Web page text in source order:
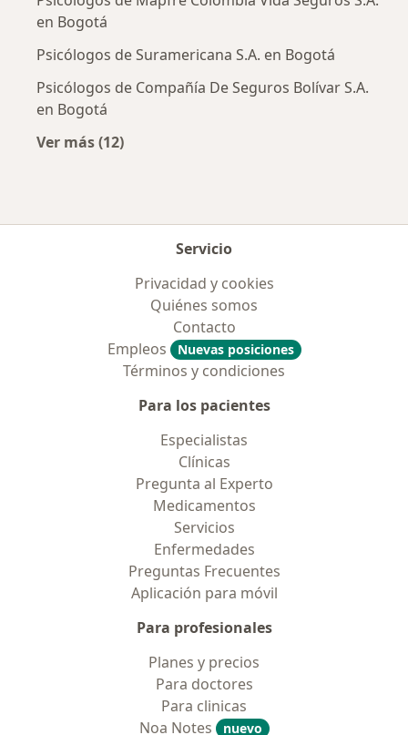
en Bogotá
Psicólogos de Suramericana S.A. en Bogotá
Psicólogos de Compañía De Seguros Bolívar S.A.
en Bogotá
Ver más (12)
Servicio
Privacidad y cookies
Quiénes somos
Contacto
Empleos
Nuevas posiciones
Términos y condiciones
Para los pacientes
Especialistas
Clínicas
Pregunta al Experto
Medicamentos
Servicios
Enfermedades
Preguntas Frecuentes
Aplicación para móvil
Para profesionales
Planes y precios
Para doctores
Para clinicas
Noa Notes
nuevo